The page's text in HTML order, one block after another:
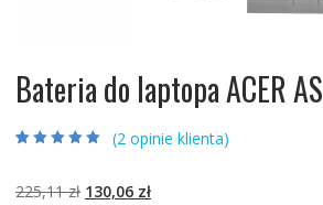
Bateria do laptopa ACER
podstawie
klientów
(2opinie klienta)
225,11zł Pierwotna
130,06 złAktualna